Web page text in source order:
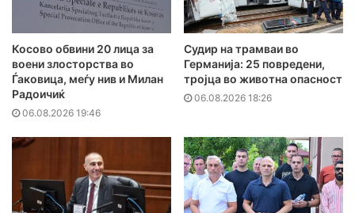
Косово обвини 20 лица за
воени злосторства во
Ѓаковица, меѓу нив и Милан
Радоичиќ
06.08.2026 19:46
Судир на трамваи во
Германија: 25 повредени,
тројца во животна опасност
06.08.2026 18:26